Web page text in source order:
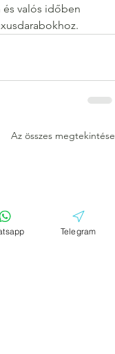
és valós időben
Az összes megtekintése
Telegram